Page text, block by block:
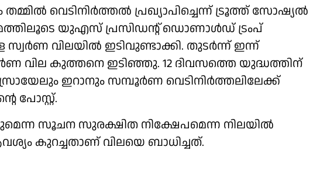
വെടിനിര്‍ത്തല്‍ പ്രഖ്യാപിച്ചെന്ന് ട്രൂത്ത് സോഷ്യല്‍
യുഎസ് പ്രസിഡന്റ് ഡൊണാള്‍ഡ് ട്രംപ്
സ്വര്‍ണ വിലയില്‍ ഇടിവുണ്ടാക്കി. തുടര്‍ന്ന് ഇന്ന്
വില കുത്തനെ ഇടിഞ്ഞു. 12 ദിവസത്തെ യുദ്ധത്തിന്
ഇറാനും സമ്പൂര്‍ണ വെടിനിര്‍ത്തലിലേക്ക്
പോസ്റ്റ്‌.
സൂചന സുരക്ഷിത നിക്ഷേപമെന്ന നിലയില്‍
കുറച്ചതാണ് വിലയെ ബാധിച്ചത്.